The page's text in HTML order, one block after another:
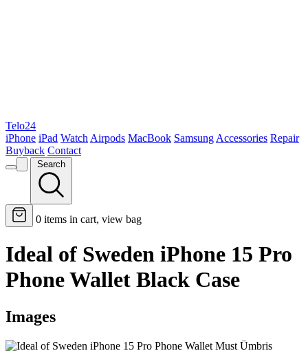
Telo24
iPhone iPad Watch Airpods MacBook Samsung Accessories Repair
Buyback Contact
Search
0 items in cart, view bag
Ideal of Sweden iPhone 15 Pro
Phone Wallet Black Case
Images